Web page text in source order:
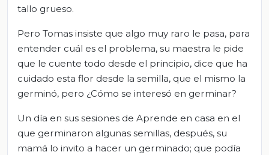
tallo grueso.
Pero Tomas insiste que algo muy raro le pasa, para
entender cuál es el problema, su maestra le pide
que le cuente todo desde el principio, dice que ha
cuidado esta flor desde la semilla, que el mismo la
germinó, pero ¿Cómo se interesó en germinar?
Un día en sus sesiones de Aprende en casa en el
que germinaron algunas semillas, después, su
mamá lo invito a hacer un germinado; que podía